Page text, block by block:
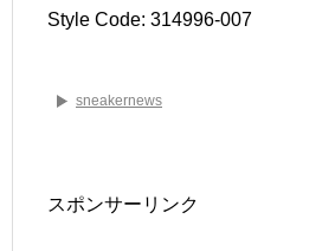
Style Code: 314996-007
sneakernews
スポンサーリンク